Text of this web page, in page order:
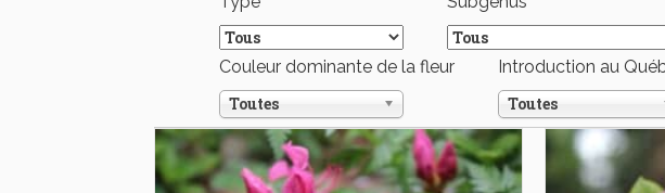
Couleur dominante de la fleur
Toutes
Introduction au
Toutes